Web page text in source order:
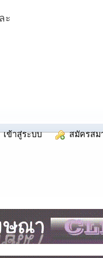
ะ
ข้าสู่ระบบ สมัครสม